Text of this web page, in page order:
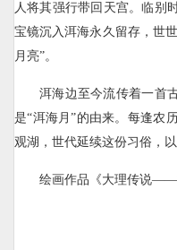
人将其强行带回天宫。临别
宝镜沉入洱海永久留存，世
月亮”。
洱海边至今流传着一首
是“洱海月”的由来。每逢农
观湖，世代延续这份习俗，
绘画作品《大理传说——